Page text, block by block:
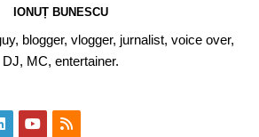
IONUȚ BUNESCU
blogger, vlogger, jurnalist, voice over,
DJ, MC, entertainer.